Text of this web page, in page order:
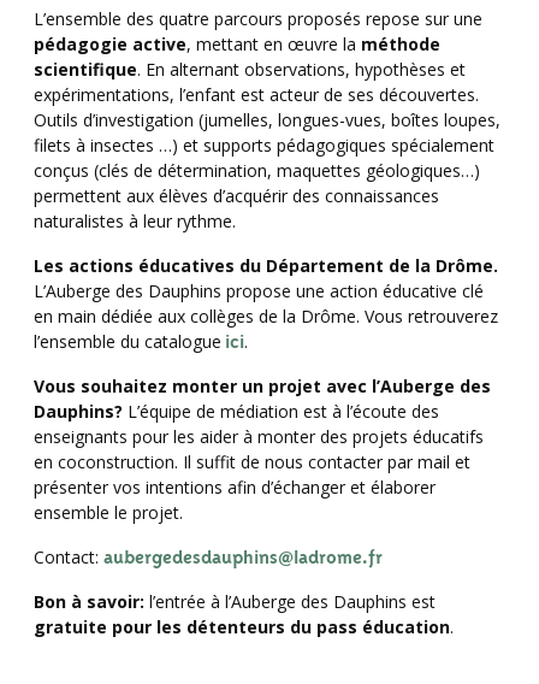
L’ensemble des quatre parcours proposés repose sur une
pédagogie active, mettant en œuvre la méthode
scientifique. En alternant observations, hypothèses et
expérimentations, l’enfant est acteur de ses découvertes.
Outils d’investigation (jumelles, longues-vues, boîtes loupes,
filets à insectes …) et supports pédagogiques spécialement
conçus (clés de détermination, maquettes géologiques…)
permettent aux élèves d’acquérir des connaissances
naturalistes à leur rythme.
Les actions éducatives du Département de la Drôme.
L’Auberge des Dauphins propose une action éducative clé
en main dédiée aux collèges de la Drôme. Vous retrouverez
l’ensemble du catalogue ici.
Vous souhaitez monter un projet avec l’Auberge des
Dauphins? L’équipe de médiation est à l’écoute des
enseignants pour les aider à monter des projets éducatifs
en coconstruction. Il suffit de nous contacter par mail et
présenter vos intentions afin d’échanger et élaborer
ensemble le projet.
Contact:aubergedesdauphins@ladrome.fr
Bon à savoir:l’entrée à l’Auberge des Dauphins est
gratuite pour les détenteurs du pass éducation.